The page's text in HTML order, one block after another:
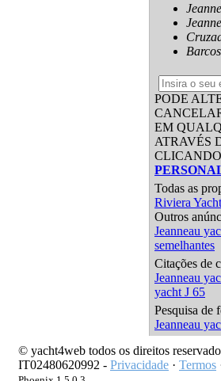
PODE
EM
ATRAVÉS
Todas as
Riviera
Outros
Jeanneau
semelhantes
Citações de
Jeanneau
yacht J 65
Pesquisa de
Jeanneau
© yacht4web todos os direitos
IT02480620992 - Privacidade · Termos